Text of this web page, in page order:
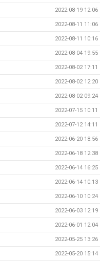
2022-08-19 12:06
2022-08-11 11:06
2022-08-11 10:16
2022-08-04 19:55
2022-08-02 17:11
2022-08-02 12:20
2022-08-02 09:24
2022-07-15 10:11
2022-07-12 14:11
2022-06-20 18:56
2022-06-18 12:38
2022-06-14 16:25
2022-06-14 10:13
2022-06-10 10:24
2022-06-03 12:19
2022-06-01 12:04
2022-05-25 13:26
2022-05-20 15:14